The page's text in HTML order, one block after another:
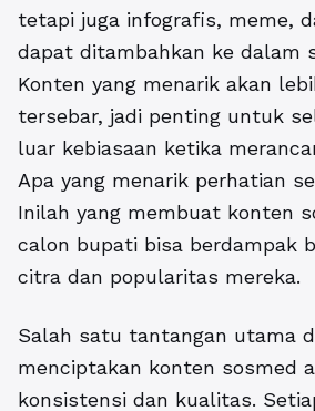
tetapi juga infografis, meme,
dapat ditambahkan ke dalam
Konten yang menarik akan
tersebar, jadi penting untuk
luar kebiasaan ketika
Apa yang menarik perhatian
Inilah yang membuat konten
calon bupati bisa berdampak
citra dan popularitas mereka.
Salah satu tantangan utama
menciptakan konten sosmed
konsistensi dan kualitas.